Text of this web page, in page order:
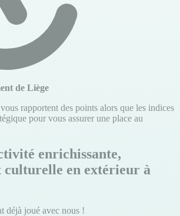
de Liège
rapportent des points alors que les indices
pour vous assurer une place au
enrichissante,
en extérieur à
déjà joué avec nous !